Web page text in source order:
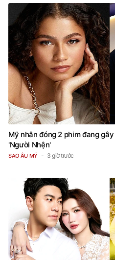
Mỹ nhân đóng 2 phim đang
'Người Nhện'
SAO ÂU MỸ 3 giờ trước